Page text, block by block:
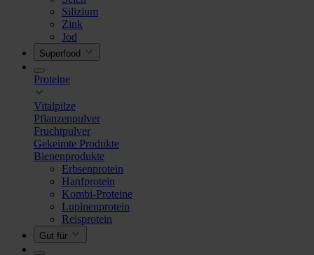
Silizium
Zink
Jod
Superfood
Proteine
Vitalpilze
Pflanzenpulver
Fruchtpulver
Gekeimte Produkte
Bienenprodukte
Erbsenprotein
Hanfprotein
Kombi-Proteine
Lupinenprotein
Reisprotein
Gut für